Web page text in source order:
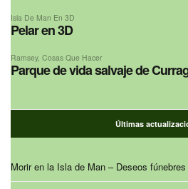
Isla De Man En 3D
Pelar en 3D
Ramsey, Cosas Que Hacer
Parque de vida salvaje de
Últimas
Morir en la Isla de Man – Deseos fúnebres